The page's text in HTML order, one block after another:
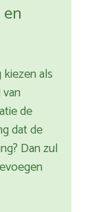
als
de
dat de
Dan zul